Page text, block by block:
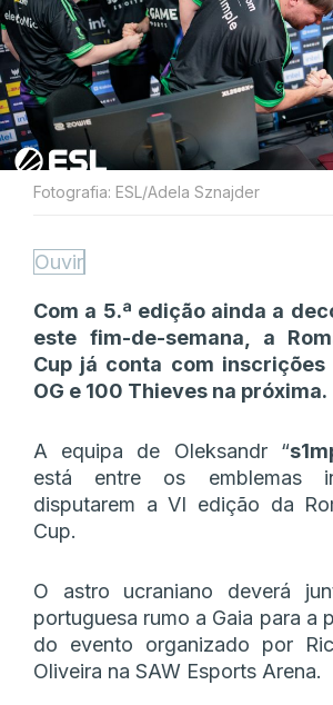
Fotografia: ESL/Adela Sznajder
Ouvir
Com a 5.ª edição ainda a
este fim-de-semana, a
Cup já conta com inscrições
OG e 100 Thieves na próxima.
A equipa de Oleksandr “
está entre os emblemas
disputarem a VI edição da
Cup.
O astro ucraniano deverá
portuguesa rumo a Gaia para a
do evento organizado por
Oliveira na SAW Esports Arena.